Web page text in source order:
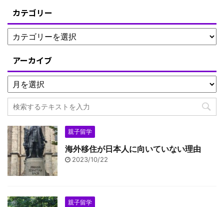
カテゴリー
アーカイブ
親子留学
海外移住が日本人に向いていない理由
2023/10/22
親子留学